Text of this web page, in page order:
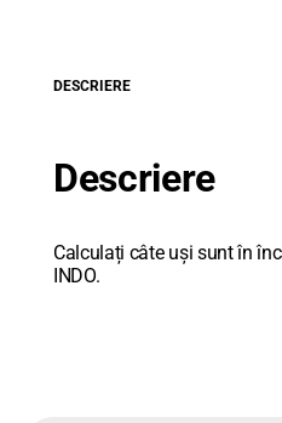
DESCRIERE
Descriere
Calculați câte uși sunt în
INDO.